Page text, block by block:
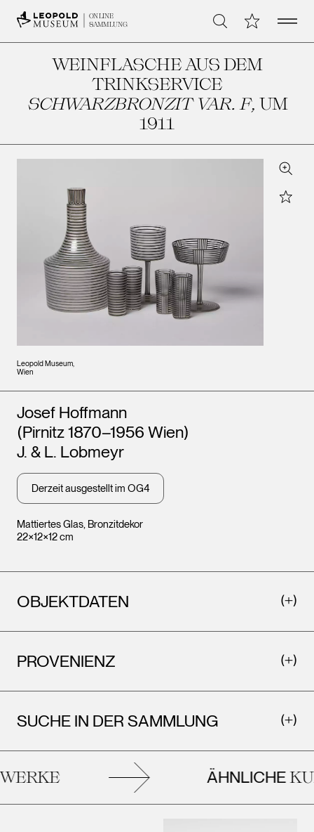
ONLINE
SAMMLUNG
Suche Meine Open
WEINFLASCHE AUS DEM
TRINKSERVICE
SCHWARZBRONZIT VAR. F, UM
1911
Leopold Museum,
Wien
Zoom
Star
Mattiertes Glas, Bronzitdekor
22×12×12 cm
Künstler*innen
Josef Hoffmann
(Pirnitz 1870–1956 Wien)
J. & L. Lobmeyr
Derzeit ausgestellt im OG4
OBJEKTDATEN
PROVENIENZ
SUCHE IN DER SAMMLUNG
ÄHNLICHE